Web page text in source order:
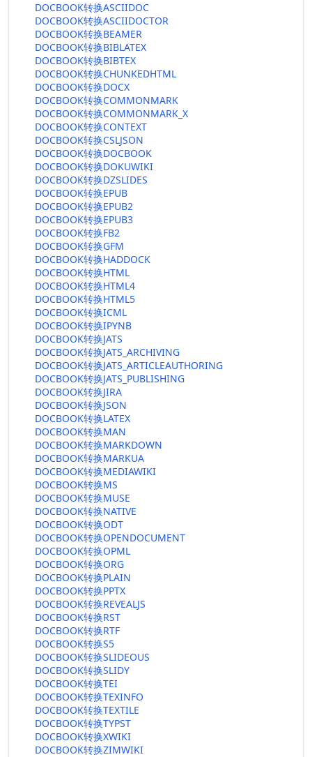
DOCBOOK转换ASCIIDOC
DOCBOOK转换ASCIIDOCTOR
DOCBOOK转换BEAMER
DOCBOOK转换BIBLATEX
DOCBOOK转换BIBTEX
DOCBOOK转换CHUNKEDHTML
DOCBOOK转换DOCX
DOCBOOK转换COMMONMARK
DOCBOOK转换COMMONMARK_X
DOCBOOK转换CONTEXT
DOCBOOK转换CSLJSON
DOCBOOK转换DOCBOOK
DOCBOOK转换DOKUWIKI
DOCBOOK转换DZSLIDES
DOCBOOK转换EPUB
DOCBOOK转换EPUB2
DOCBOOK转换EPUB3
DOCBOOK转换FB2
DOCBOOK转换GFM
DOCBOOK转换HADDOCK
DOCBOOK转换HTML
DOCBOOK转换HTML4
DOCBOOK转换HTML5
DOCBOOK转换ICML
DOCBOOK转换IPYNB
DOCBOOK转换JATS
DOCBOOK转换JATS_ARCHIVING
DOCBOOK转换JATS_ARTICLEAUTHORING
DOCBOOK转换JATS_PUBLISHING
DOCBOOK转换JIRA
DOCBOOK转换JSON
DOCBOOK转换LATEX
DOCBOOK转换MAN
DOCBOOK转换MARKDOWN
DOCBOOK转换MARKUA
DOCBOOK转换MEDIAWIKI
DOCBOOK转换MS
DOCBOOK转换MUSE
DOCBOOK转换NATIVE
DOCBOOK转换ODT
DOCBOOK转换OPENDOCUMENT
DOCBOOK转换OPML
DOCBOOK转换ORG
DOCBOOK转换PLAIN
DOCBOOK转换PPTX
DOCBOOK转换REVEALJS
DOCBOOK转换RST
DOCBOOK转换RTF
DOCBOOK转换S5
DOCBOOK转换SLIDEOUS
DOCBOOK转换SLIDY
DOCBOOK转换TEI
DOCBOOK转换TEXINFO
DOCBOOK转换TEXTILE
DOCBOOK转换TYPST
DOCBOOK转换XWIKI
DOCBOOK转换ZIMWIKI